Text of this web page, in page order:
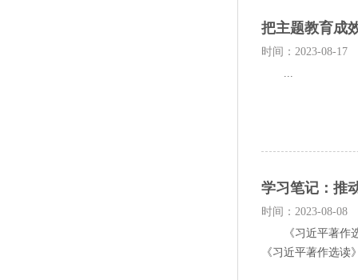
把主题教育成
时间：2023-08-17
...
学习笔记：推
时间：2023-08-08
《习近平著作选
《习近平著作选